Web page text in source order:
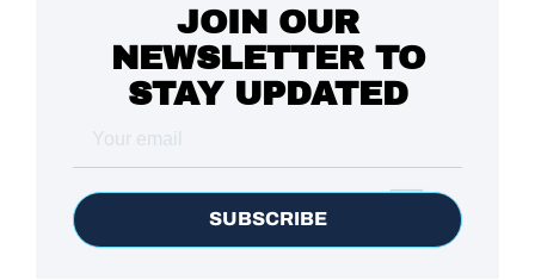
JOIN OUR
NEWSLETTER TO
STAY UPDATED
SUBSCRIBE